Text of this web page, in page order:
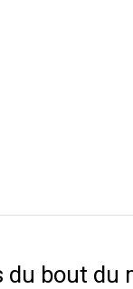
du bout du